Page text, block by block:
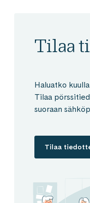
Tilaa
Haluatko
Tilaa
suoraan
Tilaa